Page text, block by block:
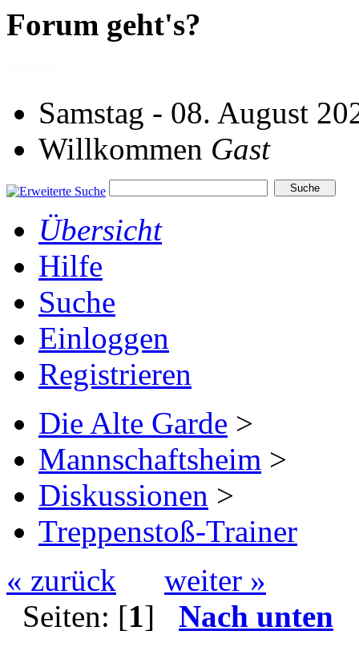
Forum geht's?
Samstag - 08. August
Willkommen Gast
Übersicht
Hilfe
Suche
Einloggen
Registrieren
Die Alte Garde >
Mannschaftsheim >
Diskussionen >
Treppenstoß-Trainer
« zurück
weiter »
Seiten: [1] Nach unten